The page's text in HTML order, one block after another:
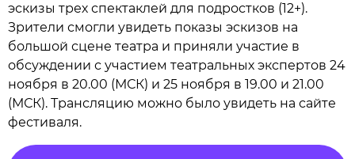
эскизы трех спектаклей для подростков (12+).
Зрители смогли увидеть показы эскизов на
большой сцене театра и приняли участие в
обсуждении с участием театральных экспертов 24
ноября в 20.00 (МСК) и 25 ноября в 19.00 и 21.00
(МСК). Трансляцию можно было увидеть на сайте
фестиваля.